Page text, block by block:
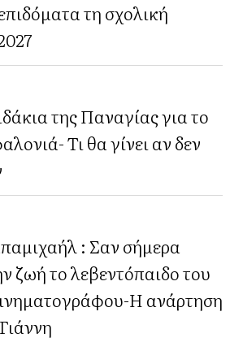
τη σχολική
της Παναγίας για το
Τι θα γίνει αν δεν
: Σαν σήμερα
ζωή το λεβεντόπαιδο του
Η ανάρτηση